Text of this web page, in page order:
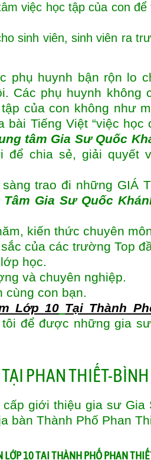
việc học tập của con
sinh viên, sinh viên ra
phụ huynh bận rộn lo
Các phụ huynh không
của con không như
bài Tiếng Việt “việc
tâm Gia Sư Quốc
để chia sẻ, giải quyết
trao đi những GIÁ
Tâm Gia Sư Quốc
kiến thức chuyên
của các trường Top
học.
và chuyên nghiệp.
cùng con bạn.
Lớp 10 Tại Thành
để được những gia
cấp giới thiệu gia sư Gia
bàn Thành Phố Phan
LỚP 10 TẠI THÀNH PHỐ PHAN